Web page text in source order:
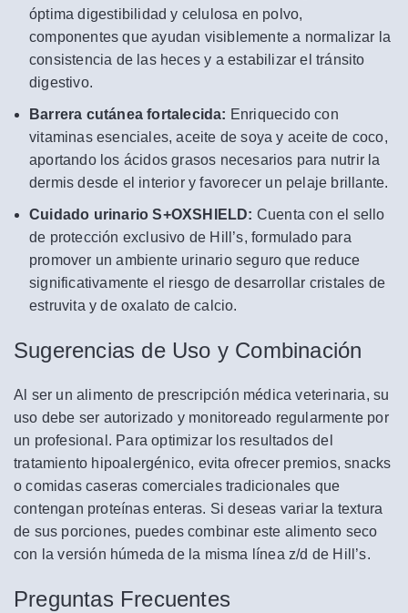
óptima digestibilidad y celulosa en polvo,
componentes que ayudan visiblemente a normalizar la
consistencia de las heces y a estabilizar el tránsito
digestivo.
Barrera cutánea fortalecida: Enriquecido con
vitaminas esenciales, aceite de soya y aceite de coco,
aportando los ácidos grasos necesarios para nutrir la
dermis desde el interior y favorecer un pelaje brillante.
Cuidado urinario S+OXSHIELD: Cuenta con el sello
de protección exclusivo de Hill’s, formulado para
promover un ambiente urinario seguro que reduce
significativamente el riesgo de desarrollar cristales de
estruvita y de oxalato de calcio.
Sugerencias de Uso y Combinación
Al ser un alimento de prescripción médica veterinaria, su
uso debe ser autorizado y monitoreado regularmente por
un profesional. Para optimizar los resultados del
tratamiento hipoalergénico, evita ofrecer premios, snacks
o comidas caseras comerciales tradicionales que
contengan proteínas enteras. Si deseas variar la textura
de sus porciones, puedes combinar este alimento seco
con la versión húmeda de la misma línea z/d de Hill’s.
Preguntas Frecuentes